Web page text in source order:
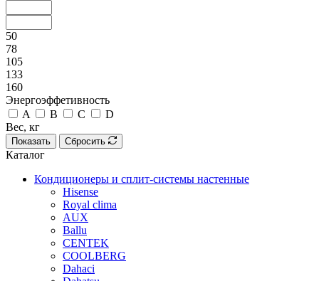
50
78
105
133
160
Энергоэффетивность
A
B C
D
Вес, кг
Показать Сбросить
Каталог
Кондиционеры и сплит-системы настенные
Hisense
Royal clima
AUX
Ballu
CENTEK
COOLBERG
Dahaci